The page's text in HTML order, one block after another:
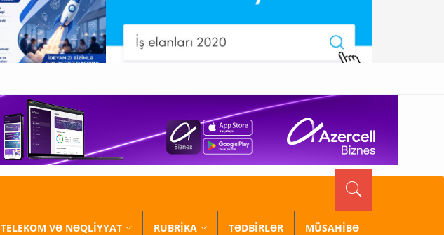
TELEKOM VƏ NƏQLİYYAT RUBRİKA TƏDBİRLƏR MÜSAHİBƏ